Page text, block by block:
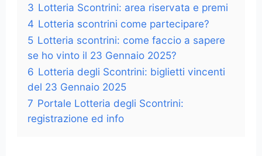
3 Lotteria Scontrini: area riservata e premi
4 Lotteria scontrini come partecipare?
5 Lotteria scontrini: come faccio a sapere
se ho vinto il 23 Gennaio 2025?
6 Lotteria degli Scontrini: biglietti vincenti
del 23 Gennaio 2025
7 Portale Lotteria degli Scontrini:
registrazione ed info